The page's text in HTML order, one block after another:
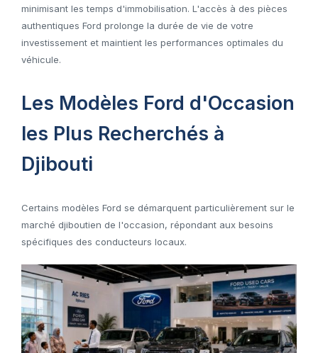
minimisant les temps d'immobilisation. L'accès à des pièces
authentiques Ford prolonge la durée de vie de votre
investissement et maintient les performances optimales du
véhicule.
Les Modèles Ford d'Occasion
les Plus Recherchés à
Djibouti
Certains modèles Ford se démarquent particulièrement sur le
marché djiboutien de l'occasion, répondant aux besoins
spécifiques des conducteurs locaux.